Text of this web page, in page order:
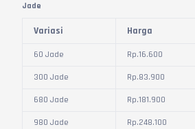
Jade
Variasi Harga
60 Jade Rp.16.600
300 Jade Rp.83.900
680 Jade Rp.181.900
980 Jade Rp.248.100